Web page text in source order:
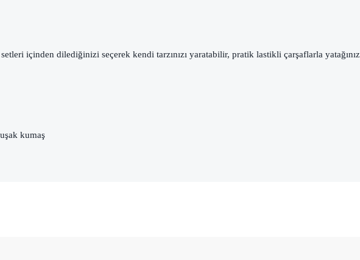
içinden dilediğinizi seçerek kendi tarzınızı yaratabilir, pratik lastikli çarşaflarla
kumaş